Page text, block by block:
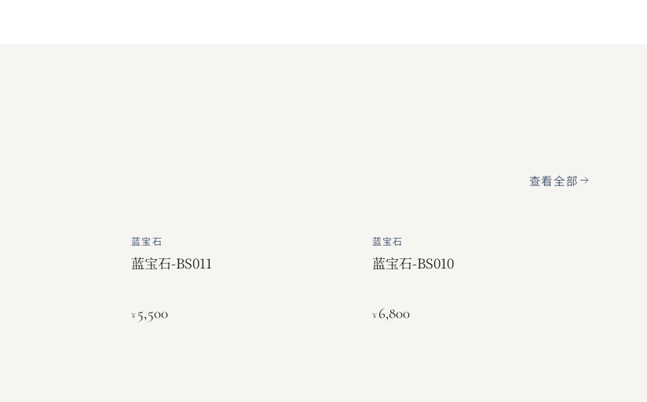
查看全部
蓝宝石
蓝宝石-BS011
¥5,500
蓝宝石
蓝宝石-BS010
¥ 6,800